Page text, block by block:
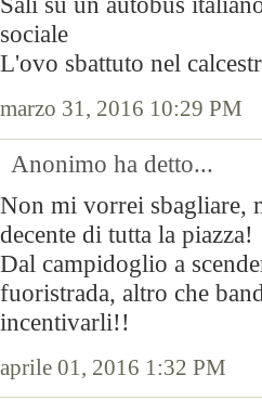
sociale
L'ovo sbattuto nel
marzo 31, 2016 10:29 PM
Anonimo ha detto...
Non mi vorrei sbagliare,
decente di tutta la piazza!
Dal campidoglio a
fuoristrada, altro che
incentivarli!!
aprile 01, 2016 1:32 PM